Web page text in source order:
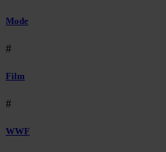
Mode
#
Film
#
WWF